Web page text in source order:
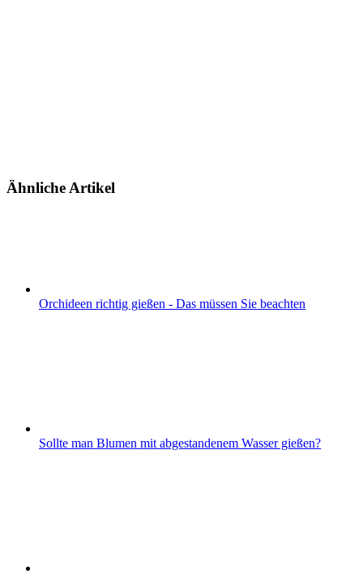
Ähnliche Artikel
Orchideen richtig gießen - Das müssen Sie beachten
Sollte man Blumen mit abgestandenem Wasser gießen?